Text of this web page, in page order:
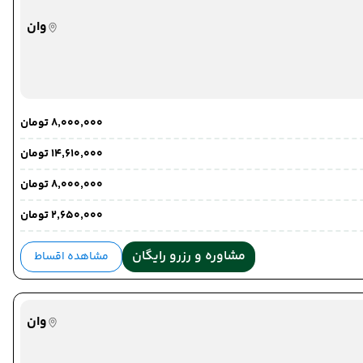
وان
۸٬۰۰۰٬۰۰۰ تومان
۱۴٬۶۱۰٬۰۰۰ تومان
۸٬۰۰۰٬۰۰۰ تومان
۲٬۶۵۰٬۰۰۰ تومان
مشاوره و رزرو رایگان مشاهده اقساط
وان